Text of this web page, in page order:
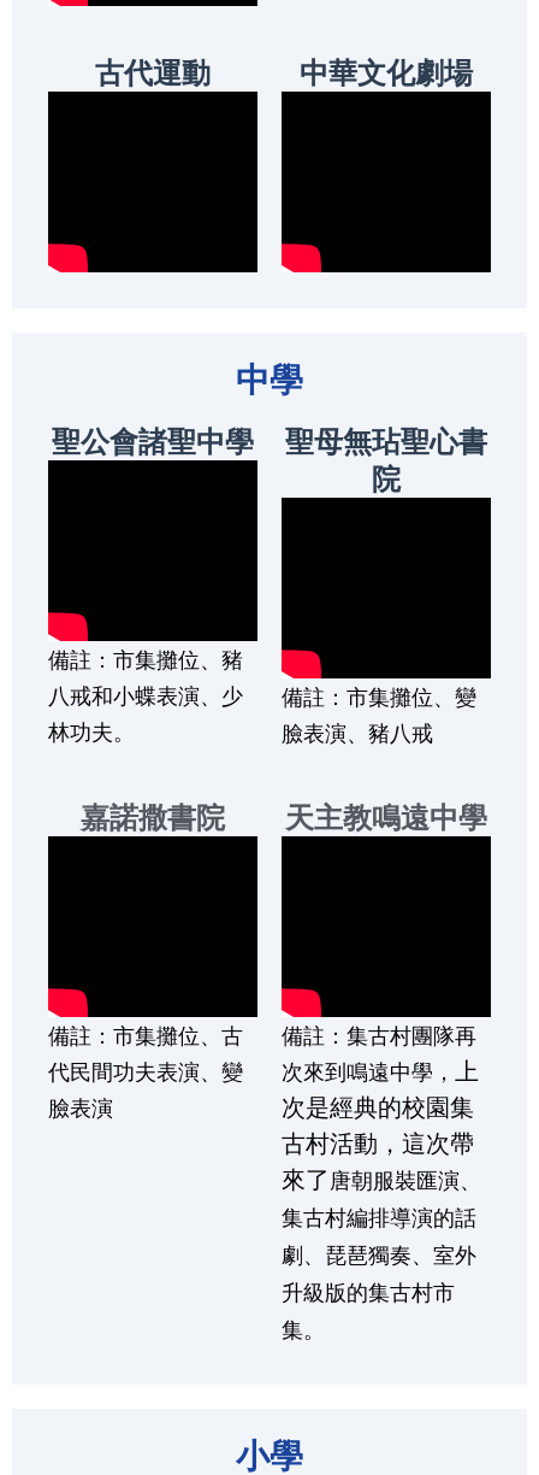
古代運動 中華文化劇場
中學
聖公會諸聖中學
備註：市集攤位、豬
八戒和小蝶表演、少
林功夫。
聖母無玷聖心書
院
備註：市集攤位、變
臉表演、豬八戒
嘉諾撒書院
備註：市集攤位、古
代民間功夫表演、變
臉表演
天主教鳴遠中學
備註：集古村團隊再
次來到鳴遠中學， 上
次是經典的校園集
古村活動，這次帶
來了 唐朝服裝匯演、
集古村編排導演的話
劇、琵琶獨奏、室外
升級版的集古村市
集。
小學